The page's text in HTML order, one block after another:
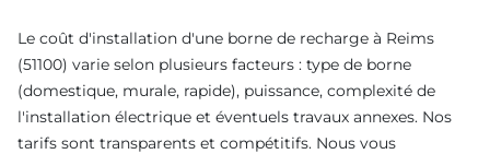
Le coût d'installation d'une borne de recharge à Reims
(51100) varie selon plusieurs facteurs : type de borne
(domestique, murale, rapide), puissance, complexité de
l'installation électrique et éventuels travaux annexes. Nos
tarifs sont transparents et compétitifs. Nous vous